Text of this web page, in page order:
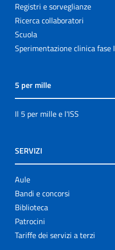
Registri e sorveglianze
Ricerca collaboratori
Scuola
Sperimentazione clinica fase I
5 per mille
Il 5 per mille e l'ISS
SERVIZI
Aule
Bandi e concorsi
Biblioteca
Patrocini
Tariffe dei servizi a terzi